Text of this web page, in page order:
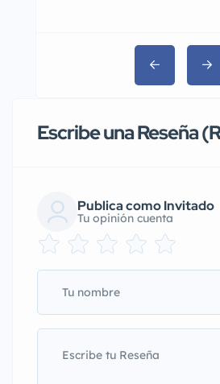
Escribe una Reseña
Publica como Invitado
Tu opinión cuenta